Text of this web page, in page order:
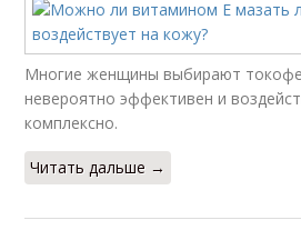
Многие женщины выбирают
невероятно эффективен и
комплексно.
Читать дальше →